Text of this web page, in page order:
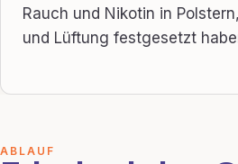
Rauch und Nikotin in
und Lüftung festgesetzt
ABLAUF